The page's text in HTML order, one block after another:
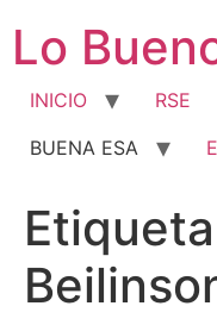
contenido
Lo
INICIO RSE
BUENA ESA